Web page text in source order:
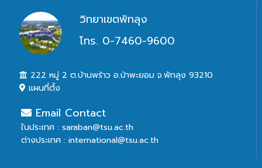
วิทยาเขตพัทลุง
โทร. 0-7460-9600
222 หมู่ 2 ต.บ้านพร้าว อ.ป่าพะยอม จ.พัทลุง 93210
แผนที่ตั้ง
Email Contact
ในประเทศ : saraban@tsu.ac.th
ต่างประเทศ : international@tsu.ac.th